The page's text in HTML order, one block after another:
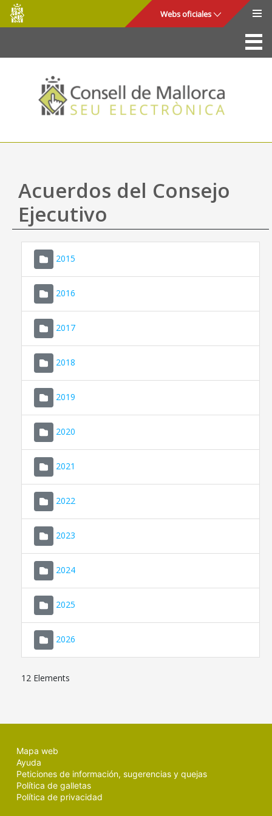
Saltar al contenido principal
Consell
de
Mallorca
Webs oficiales
La Sede
Consejo de Mallorca
Acceso y seguridad
Utilidades
Mapa web
Ayuda
Acuerdos del Consejo
Ejecutivo
2015
2016
2017
2018
2019
2020
2021
2022
2023
2024
2025
2026
12 Elements
Mapa web
Ayuda
Peticiones de información, sugerencias y quejas
Política de galletas
Política de privacidad